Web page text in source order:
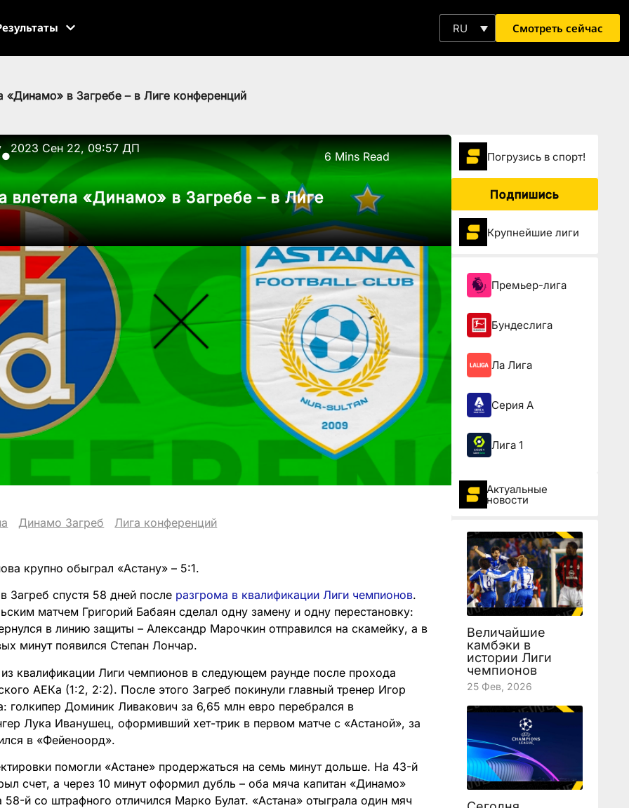
RU Смотреть сейчас
«Динамо» в Загребе – в Лиге конференций
●
2023 Сен 22, 09:57 ДП
6 Mins Read
влетела «Динамо» в Загребе – в Лиге
Динамо Загреб Лига конференций
крупно обыграл «Астану» – 5:1.
Загреб спустя 58 дней после разгрома в квалификации Лиги чемпионов.
матчем Григорий Бабаян сделал одну замену и одну перестановку:
в линию защиты – Александр Марочкин отправился на скамейку, а в
минут появился Степан Лончар.
квалификации Лиги чемпионов в следующем раунде после прохода
АЕКа (1:2, 2:2). После этого Загреб покинули главный тренер Игор
голкипер Доминик Ливакович за 6,65 млн евро перебрался в
Лука Иванушец, оформивший хет-трик в первом матче с «Астаной», за
в «Фейеноорд».
помогли «Астане» продержаться на семь минут дольше. На 43-й
счет, а через 10 минут оформил дубль – оба мяча капитан «Динамо»
58-й со штрафного отличился Марко Булат. «Астана» отыграла один мяч
Погрузиcь в спорт!
Подпишись
Крупнейшие лиги
Премьер-лига
Бундеслига
Ла Лига
Серия А
Лига 1
Актуальные
новости
Величайшие
камбэки в
истории Лиги
чемпионов
25 Фев, 2026